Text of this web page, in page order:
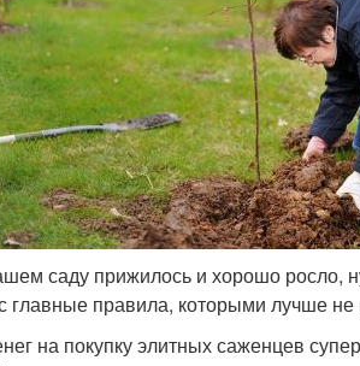
саду прижилось и хорошо росло,
правила, которыми лучше не
на покупку элитных саженцев